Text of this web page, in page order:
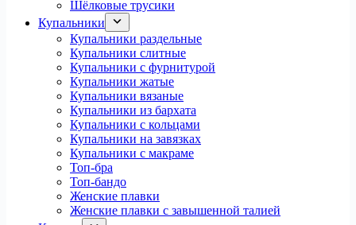
Шёлковые трусики
Купальники
Купальники раздельные
Купальники слитные
Купальники с фурнитурой
Купальники жатые
Купальники вязаные
Купальники из бархата
Купальники с кольцами
Купальники на завязках
Купальники с макраме
Топ-бра
Топ-бандо
Женские плавки
Женские плавки с завышенной талией